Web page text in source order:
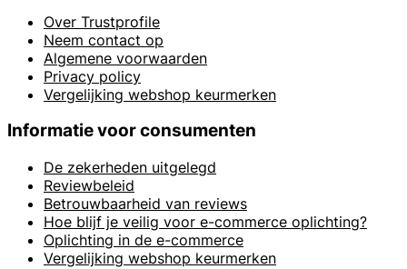
Over Trustprofile
Neem contact op
Algemene voorwaarden
Privacy policy
Vergelijking webshop keurmerken
Informatie voor consumenten
De zekerheden uitgelegd
Reviewbeleid
Betrouwbaarheid van reviews
Hoe blijf je veilig voor e-commerce oplichting?
Oplichting in de e-commerce
Vergelijking webshop keurmerken